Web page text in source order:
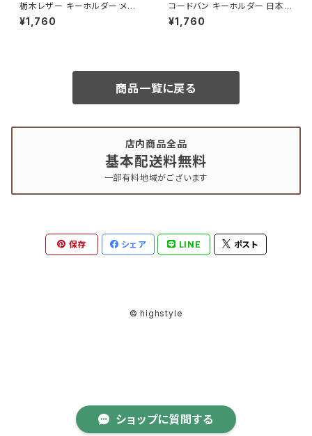
ショップに質問する
栃木レザー キーホルダー メン
ズ レディース 日本製 栃木レザ
ー ミニ丸カラビナ シングルリー
¥1,760
コードバン キーホルダー 日本
製 新喜皮革コードバン＆カラビ
ナ ベースグレードタイプ キーホ
¥1,760
商品一覧に戻る
店内商品全品
基本配送料無料
一部有料地域がございます
保存 シェア LINE ポスト
© highstyle